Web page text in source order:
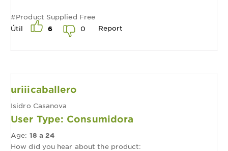
#Product Supplied Free
Útil
6 0 Report
uriiicaballero
Isidro Casanova
User Type: Consumidora
Age: 18 a 24
How did you hear about the product: